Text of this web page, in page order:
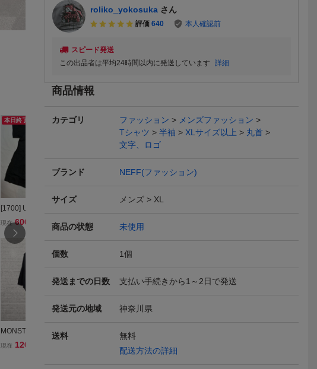
本日終了
[1700] USA古着 GILDAN
Tシャツ 半袖 黒 ブラック
M ギルダン 海外 輸入 古
着 アメリカ 半袖Tシャツ
文字 プリント
現在 600
MONSTER bowfishing T
シャツ 半袖 黒 グラフィ
現在 120
送料無料
半袖 Tシャツ XL 黒 ビッ
ゴ 紺タグ ヴィンテージ
2,200 円
S580 90sビンテージ Han
es ヘインズ 半袖プリント
Tシャツ USA製■1990年
円
roliko_yokosuka さん
評価 640 本人確認前
スピード発送
この出品者は平均24時間以内に発送しています
詳細
商品情報
カテゴリ ファッション
メンズファッション
Tシャツ
半袖 XLサイズ以上
丸首
文字、ロゴ
ブランド NEFF(ファッション)
サイズ メンズ XL
商品の状態 未使用
個数 1個
発送までの日数 支払い手続きから1～2日で発送
発送元の地域 神奈川県
送料
無料
配送方法の詳細